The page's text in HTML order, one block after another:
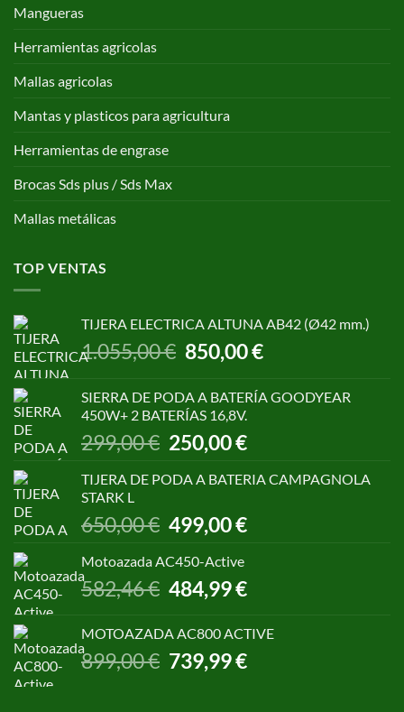
Mangueras
Herramientas agricolas
Mallas agricolas
Mantas y plasticos para agricultura
Herramientas de engrase
Brocas Sds plus / Sds Max
Mallas metálicas
TOP VENTAS
TIJERA ELECTRICA ALTUNA AB42 (Ø42 mm.)
1.055,00€ El
precio
era:
1.055,00 €.
850,00€El
precio
es:
SIERRA DE PODA A BATERÍA GOODYEAR
450W+ 2 BATERÍAS 16,8V.
299,00€ El
precio
original
250,00€El
precio
actual
TIJERA DE PODA A BATERIA CAMPAGNOLA
STARK L
650,00€
El
precio
original
650,00 €.
499,00€El
precio
499,00 €.
Motoazada AC450-Active
582,46€
El
precio
era:
582,46 €.
484,99€El
precio
es:
484,99 €.
MOTOAZADA AC800 ACTIVE
899,00€ El
precio
739,99€El
precio